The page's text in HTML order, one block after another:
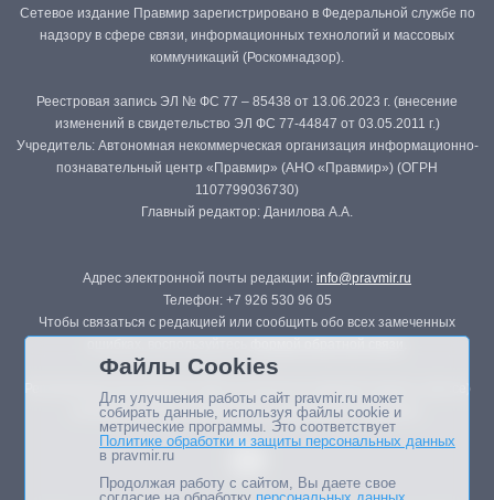
Сетевое издание Правмир зарегистрировано в Федеральной службе по
надзору в сфере связи, информационных технологий и массовых
коммуникаций (Роскомнадзор).
Реестровая запись ЭЛ № ФС 77 – 85438 от 13.06.2023 г. (внесение
изменений в свидетельство ЭЛ ФС 77-44847 от 03.05.2011 г.)
Учредитель: Автономная некоммерческая организация информационно-
познавательный центр «Правмир» (АНО «Правмир») (ОГРН
1107799036730)
Главный редактор: Данилова А.А.
Адрес электронной почты редакции: info@pravmir.ru
Телефон: +7 926 530 96 05
Чтобы связаться с редакцией или сообщить обо всех замеченных
Републикация материалов сайта в печатных изданиях (книгах, прессе)
возможна только с письменного разрешения редакции.
Файлы Cookies
Для улучшения работы сайт pravmir.ru может
собирать данные, используя файлы cookie и
метрические программы. Это соответствует
Политике обработки и защиты персональных данных
в pravmir.ru
Продолжая работу с сайтом, Вы даете свое